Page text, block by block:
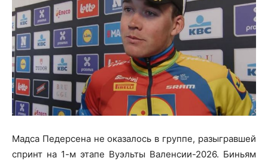
Мадса Педерсена не оказалось в группе, разыгравшей
спринт на 1-м этапе Вуэльты Валенсии-2026. Биньям